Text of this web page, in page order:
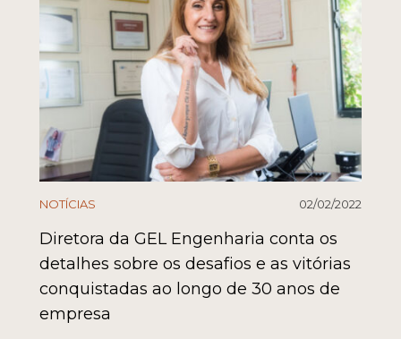
NOTÍCIAS 02/02/2022
Diretora da GEL Engenharia conta os
detalhes sobre os desafios e as vitórias
conquistadas ao longo de 30 anos de
empresa